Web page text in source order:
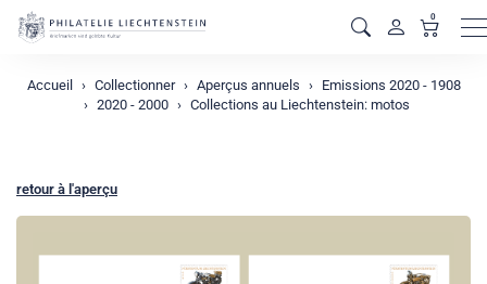
0
Accueil Collectionner Aperçus annuels
Emissions 2020 - 1908
2020 - 2000
Collections au Liechtenstein: motos
retour à l'aperçu